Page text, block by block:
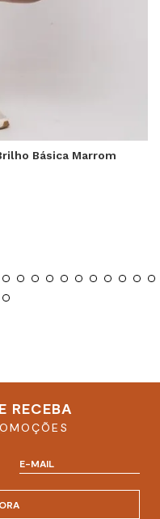
Básica Marrom
RECEBA